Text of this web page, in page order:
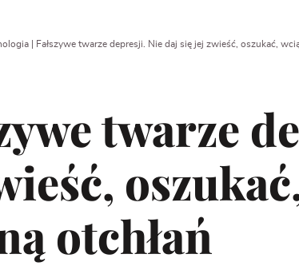
| Fałszywe twarze depresji. Nie daj się jej zwieść, oszukać,
twarze
otchłań